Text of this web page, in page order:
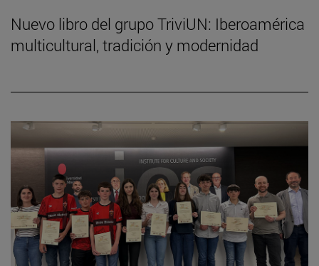
Nuevo libro del grupo TriviUN: Iberoamérica
multicultural, tradición y modernidad